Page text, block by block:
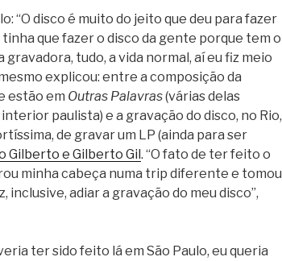
“O disco é muito do jeito que deu para fazer
tinha que fazer o disco da gente porque tem o
tudo, a vida normal, aí eu fiz meio
explicou: entre a composição da
estão em Outras Palavras(várias delas
paulista) e a gravação do disco, no Rio,
de gravar um LP (ainda para ser
Gilberto e Gilberto Gil. “O fato de ter feito o
minha cabeça numa trip diferente e tomou
inclusive, adiar a gravação do meu disco”,
ter sido feito lá em São Paulo, eu queria